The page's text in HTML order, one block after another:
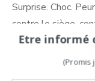
Surprise. Choc.
contre le siège,
l’arrière de mon
blessures me
Etre informé
(Promis